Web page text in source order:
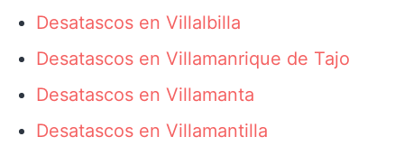
Desatascos en Villalbilla
Desatascos en Villamanrique de Tajo
Desatascos en Villamanta
Desatascos en Villamantilla